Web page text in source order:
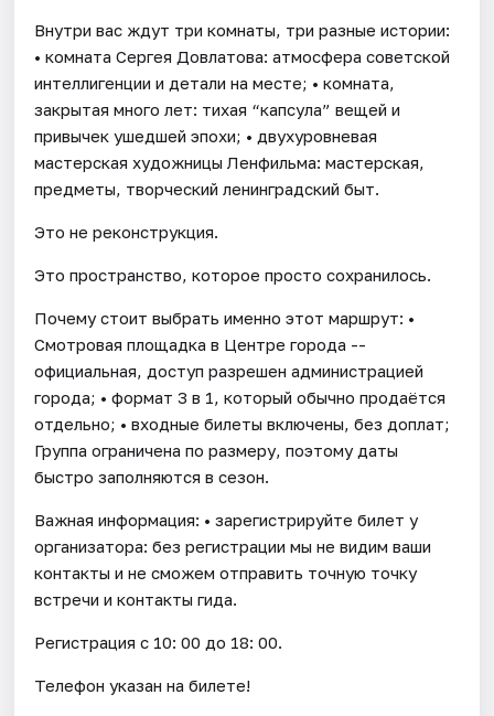
Внутри вас ждут три комнаты, три разные истории:
• комната Сергея Довлатова: атмосфера советской
интеллигенции и детали на месте; • комната,
закрытая много лет: тихая “капсула” вещей и
привычек ушедшей эпохи; • двухуровневая
мастерская художницы Ленфильма: мастерская,
предметы, творческий ленинградский быт.
Это не реконструкция.
Это пространство, которое просто сохранилось.
Почему стоит выбрать именно этот маршрут: •
Смотровая площадка в Центре города --
официальная, доступ разрешен администрацией
города; • формат 3 в 1, который обычно продаётся
отдельно; • входные билеты включены, без доплат;
Группа ограничена по размеру, поэтому даты
быстро заполняются в сезон.
Важная информация: • зарегистрируйте билет у
организатора: без регистрации мы не видим ваши
контакты и не сможем отправить точную точку
встречи и контакты гида.
Регистрация с 10: 00 до 18: 00.
Телефон указан на билете!